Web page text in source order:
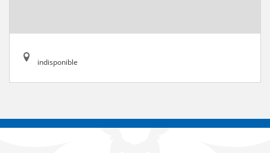
indisponible